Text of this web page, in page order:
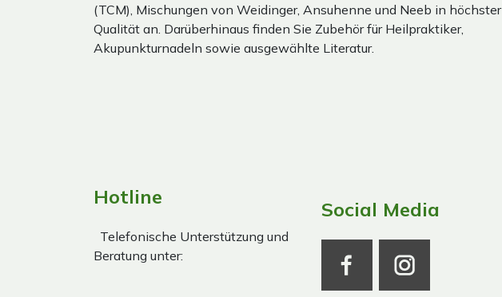
(TCM), Mischungen von Weidinger, Ansuhenne und Neeb in höchster
Qualität an. Darüberhinaus finden Sie Zubehör für Heilpraktiker,
Akupunkturnadeln sowie ausgewählte Literatur.
Hotline
Telefonische Unterstützung und
Beratung unter:
Social Media